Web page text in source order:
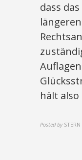
dass
hält also
Posted by STERN